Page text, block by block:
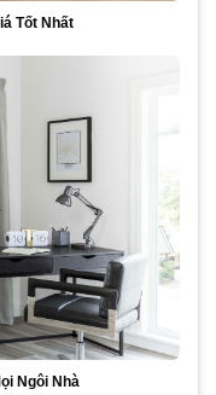
Tốt Nhất
Ngôi Nhà